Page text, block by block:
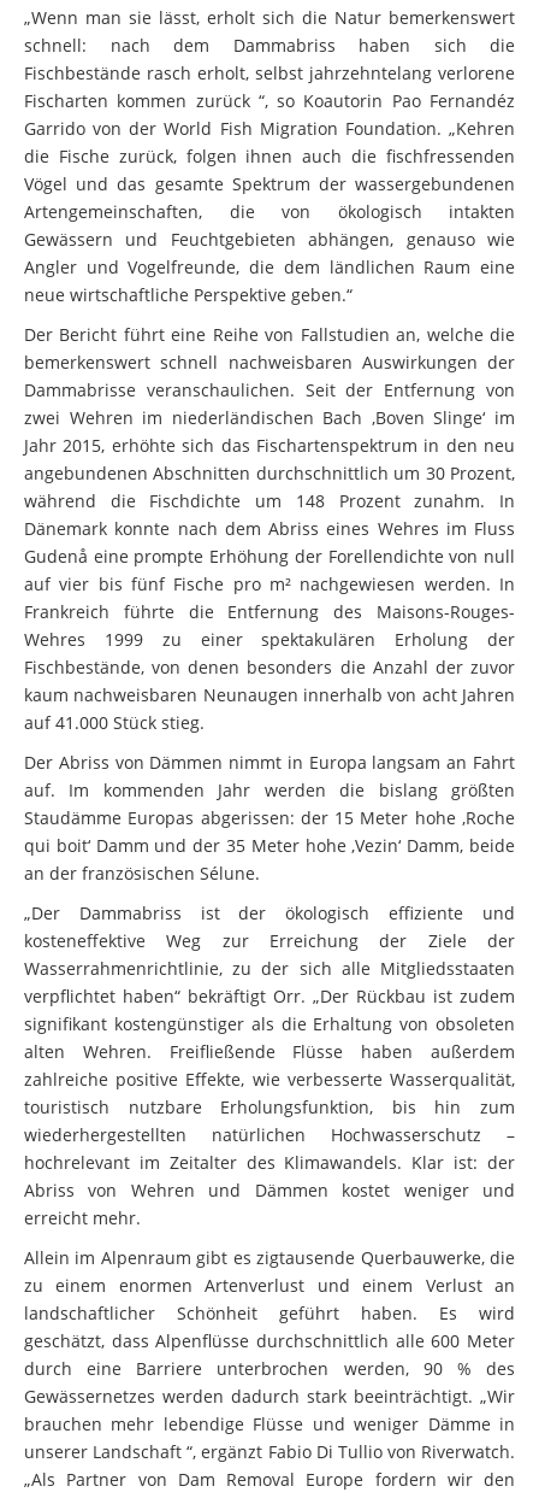
schnell: nach dem Dammabriss haben sich die
Fischarten kommen zurück “, so Koautorin Pao Fernandéz
Garrido von der World Fish Migration Foundation. „Kehren
die Fische zurück, folgen ihnen auch die fischfressenden
Vögel und das gesamte Spektrum der wassergebundenen
Artengemeinschaften, die von ökologisch intakten
Gewässern und Feuchtgebieten abhängen, genauso wie
Angler und Vogelfreunde, die dem ländlichen Raum eine
neue wirtschaftliche Perspektive geben.“
bemerkenswert schnell nachweisbaren Auswirkungen der
Dammabrisse veranschaulichen. Seit der Entfernung von
zwei Wehren im niederländischen Bach ‚Boven Slinge‘ im
Jahr 2015, erhöhte sich das Fischartenspektrum in den neu
angebundenen Abschnitten durchschnittlich um 30 Prozent,
während die Fischdichte um 148 Prozent zunahm. In
Gudenå eine prompte Erhöhung der Forellendichte von null
auf vier bis fünf Fische pro m² nachgewiesen werden. In
Frankreich führte die Entfernung des Maisons-Rouges-
Wehres 1999 zu einer spektakulären Erholung der
Fischbestände, von denen besonders die Anzahl der zuvor
kaum nachweisbaren Neunaugen innerhalb von acht Jahren
auf. Im kommenden Jahr werden die bislang größten
Staudämme Europas abgerissen: der 15 Meter hohe ‚Roche
qui boit‘ Damm und der 35 Meter hohe ‚Vezin‘ Damm, beide
an der französischen Sélune.
kosteneffektive Weg zur Erreichung der Ziele der
Wasserrahmenrichtlinie, zu der sich alle Mitgliedsstaaten
verpflichtet haben“ bekräftigt Orr. „Der Rückbau ist zudem
signifikant kostengünstiger als die Erhaltung von obsoleten
alten Wehren. Freifließende Flüsse haben außerdem
touristisch nutzbare Erholungsfunktion, bis hin zum
wiederhergestellten natürlichen Hochwasserschutz –
hochrelevant im Zeitalter des Klimawandels. Klar ist: der
zu einem enormen Artenverlust und einem Verlust an
geschätzt, dass Alpenflüsse durchschnittlich alle 600 Meter
durch eine Barriere unterbrochen werden, 90 % des
Gewässernetzes werden dadurch stark beeinträchtigt. „Wir
brauchen mehr lebendige Flüsse und weniger Dämme in
unserer Landschaft “, ergänzt Fabio Di Tullio von Riverwatch.
„Als Partner von Dam Removal Europe fordern wir den